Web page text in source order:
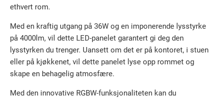
ethvert rom.
Med en kraftig utgang på 36W og en imponerende lysstyrke
på 4000lm, vil dette LED-panelet garantert gi deg den
lysstyrken du trenger. Uansett om det er på kontoret, i stuen
eller på kjøkkenet, vil dette panelet lyse opp rommet og
skape en behagelig atmosfære.
Med den innovative RGBW-funksjonaliteten kan du